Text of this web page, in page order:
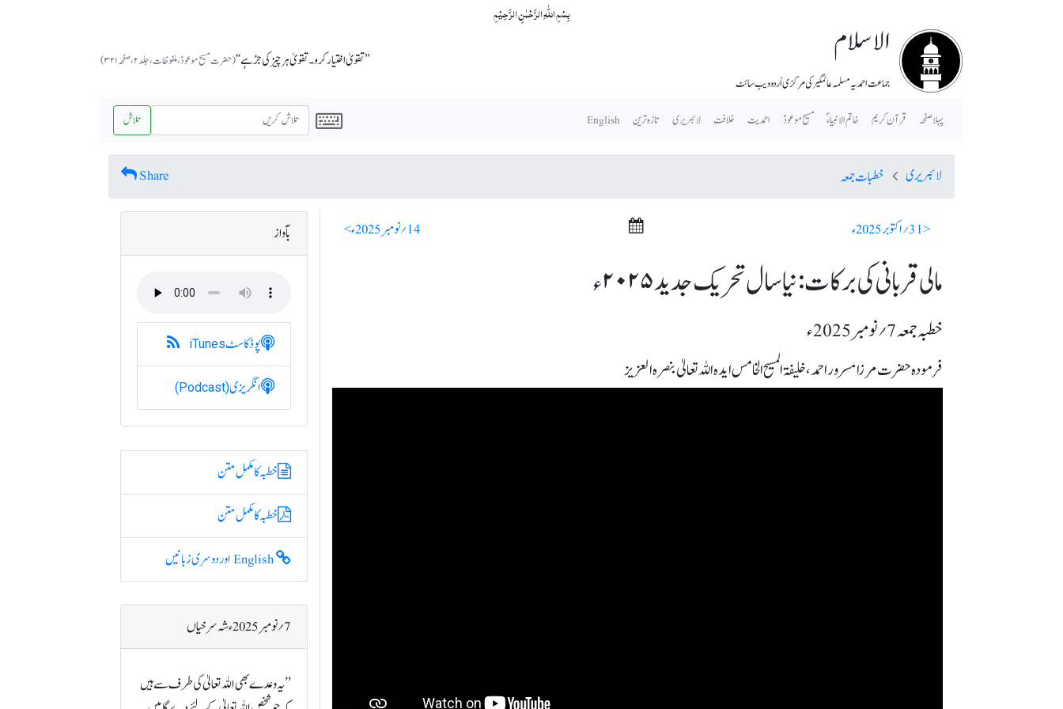
بِسۡمِ اللّٰہِ الرَّحۡمٰنِ الرَّحِیۡمِ
الاسلام
جماعت احمدیہ مسلمہ عالمگیر کی مرکزی اُردو ویب سائٹ
’’تقویٰ اختیار کرو۔ تقویٰ ہر چیز کی جڑ ہے‘‘(حضرت مسیح موعودؑ،ملفوظات ، جلد ۲، صفحہ ۳۲۱)
پہلا صفحہ قرآن کریم خاتم الانبیاء ؐ مسیح موعودؑ احمدیت خلافت لائبریری تازہ ترین English تلاش
لائبریری خطبات جمعہ Share
< 31؍ اکتوبر 2025ء 14؍ نومبر 2025ء >
مالی قربانی کی برکات: نیا سال تحریک جدید ۲۰۲۵ء
خطبہ جمعہ 7؍ نومبر 2025ء
فرمودہ حضرت مرزا مسرور احمد، خلیفۃ المسیح الخامس ایدہ اللہ تعالیٰ بنصرہ العزیز
بآواز
پوڈکاسٹiTunes
انگریزی(Podcast)
خطبہ کا مکمل متن
خطبہ کا مکمل متن
English اور دوسری زبانیں
7؍ نومبر 2025ء شہ سرخیاں
’’یہ وعدے بھی اللہ تعالیٰ کی طرف سے ہیں